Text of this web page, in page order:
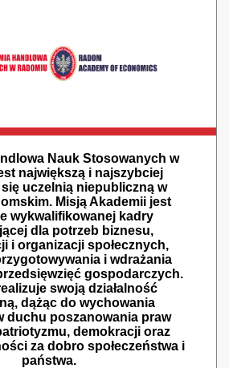
Nauk Stosowanych w
największą i najszybciej
uczelnią niepubliczną w
Misją Akademii jest
wykwalifikowanej kadry
dla potrzeb biznesu,
i organizacji społecznych,
i wdrażania
gospodarczych.
swoją działalność
dążąc do wychowania
duchu poszanowania praw
demokracji oraz
za dobro społeczeństwa i
państwa.